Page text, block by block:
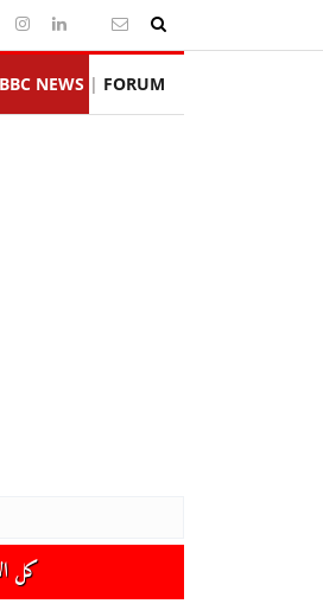
BBC NEWS FORUM
كل